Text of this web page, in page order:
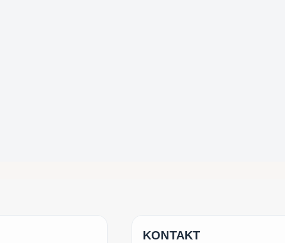
KONTAKT